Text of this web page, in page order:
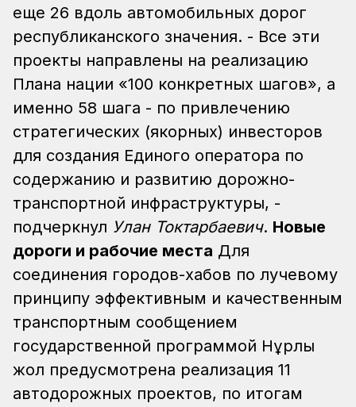
еще 26 вдоль автомобильных дорог
республиканского значения. - Все эти
проекты направлены на реализацию
Плана нации «100 конкретных шагов», а
именно 58 шага - по привлечению
стратегических (якорных) инвесторов
для создания Единого оператора по
содержанию и развитию дорожно-
транспортной инфраструктуры, -
подчеркнул Улан Токтарбаевич. Новые
дороги и рабочие места Для
соединения городов-хабов по лучевому
принципу эффективным и качественным
транспортным сообщением
государственной программой Нұрлы
жол предусмотрена реализация 11
автодорожных проектов, по итогам